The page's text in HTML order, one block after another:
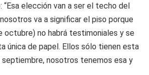
“Esa elección van a ser el techo del
va a significar el piso porque
octubre) no habrá testimoniales y se
única de papel. Ellos sólo tienen esta
nosotros tenemos esa y